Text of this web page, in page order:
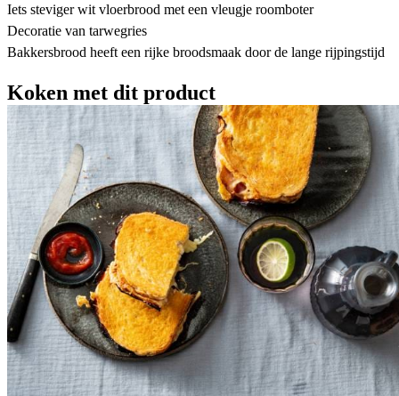
Iets steviger wit vloerbrood met een vleugje roomboter
Decoratie van tarwegries
Bakkersbrood heeft een rijke broodsmaak door de lange rijpingstijd
Koken met dit product